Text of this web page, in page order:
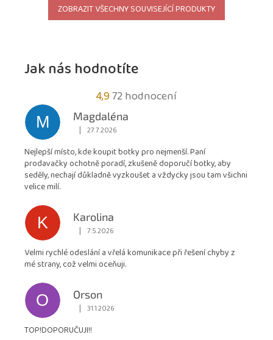
ZOBRAZIT VŠECHNY SOUVISEJÍCÍ PRODUKTY
Jak nás hodnotíte
4,9Průměrné
hodnocení
obchodu
4,9
z
72 hodnocení
M
Magdaléna
Hodnocení obchodu je 5 z 5 hvězdiček.
| 27.7.2026
Nejlepší místo, kde koupit botky pro nejmenší. Paní
prodavačky ochotně poradí, zkušeně doporučí botky, aby
seděly, nechají důkladně vyzkoušet a vždycky jsou tam všichni
velice milí.
K
Karolina
Hodnocení obchodu je 5 z 5 hvězdiček.
| 7.5.2026
Velmi rychlé odeslání a vřelá komunikace při řešení chyby z
mé strany, což velmi oceňuji.
O
Orson
Hodnocení obchodu je 5 z 5 hvězdiček.
| 31.1.2026
TOP!DOPORUČUJI!!